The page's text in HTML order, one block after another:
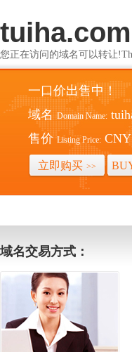
tuiha.com
您正在访问的域名可以转让
一口价出售中！
域名 Domain Name:
售价 Listing Price: CNY
立即购买 >>
域名交易方式：